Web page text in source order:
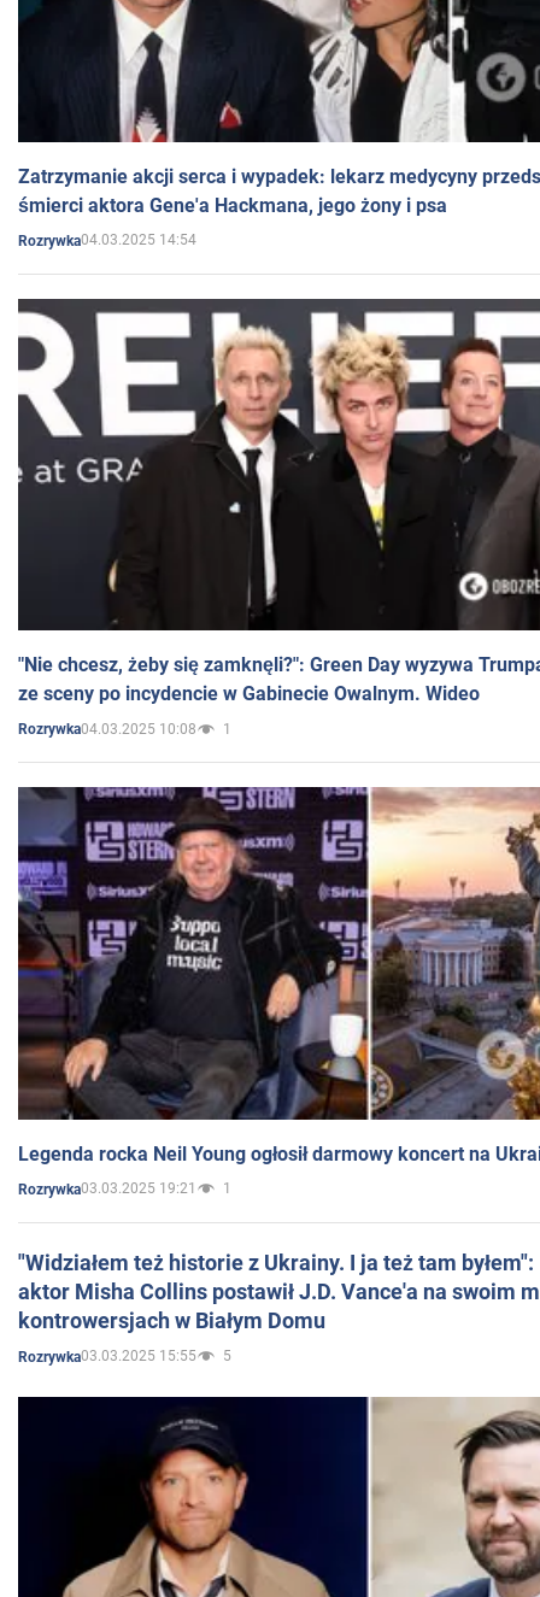
Zatrzymanie akcji serca i wypadek: lekarz medycyny
śmierci aktora Gene'a Hackmana, jego żony i psa
Rozrywka04.03.2025 14:54
"Nie chcesz, żeby się zamknęli?": Green Day wyzywa
ze sceny po incydencie w Gabinecie Owalnym. Wideo
Rozrywka04.03.2025 10:08 1
Legenda rocka Neil Young ogłosił darmowy koncert na
Rozrywka03.03.2025 19:21 1
"Widziałem też historie z Ukrainy. I ja też tam
aktor Misha Collins postawił J.D. Vance'a na swoim
kontrowersjach w Białym Domu
Rozrywka03.03.2025 15:55 5